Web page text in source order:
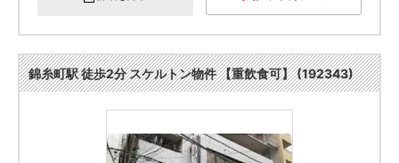
錦糸町駅 徒歩2分 スケルトン物件 【重飲食可】 (192343)